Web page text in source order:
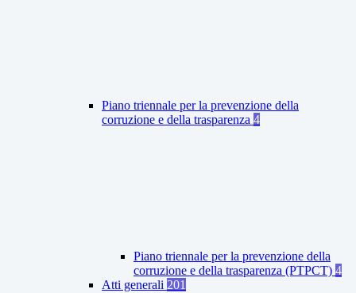
Piano triennale per la prevenzione della
corruzione e della trasparenza 4
Piano triennale per la prevenzione della
corruzione e della trasparenza (PTPCT) 4
Atti generali 201